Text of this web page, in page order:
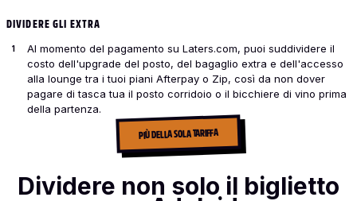
DIVIDERE GLI EXTRA
Al momento del pagamento su Laters.com, puoi suddividere il
costo dell'upgrade del posto, del bagaglio extra e dell'accesso
alla lounge tra i tuoi piani Afterpay o Zip, così da non dover
pagare di tasca tua il posto corridoio o il bicchiere di vino prima
della partenza.
PIÙ DELLA SOLA TARIFFA
Dividere non solo il biglietto